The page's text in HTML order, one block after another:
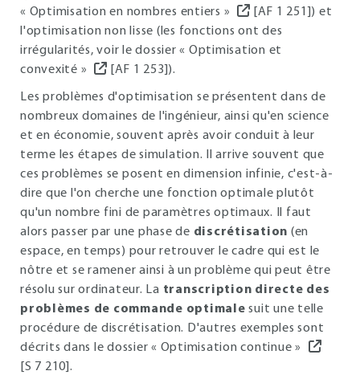
« Optimisation en nombres entiers »
[AF 1 251]) et
l'optimisation non lisse (les fonctions ont des
irrégularités, voir le dossier « Optimisation et
convexité »
[AF 1 253]).
Les problèmes d'optimisation se présentent dans de
nombreux domaines de l'ingénieur, ainsi qu'en science
et en économie, souvent après avoir conduit à leur
terme les étapes de simulation. Il arrive souvent que
ces problèmes se posent en dimension infinie, c'est-à-
dire que l'on cherche une fonction optimale plutôt
qu'un nombre fini de paramètres optimaux. Il faut
alors passer par une phase de discrétisation (en
espace, en temps) pour retrouver le cadre qui est le
nôtre et se ramener ainsi à un problème qui peut être
résolu sur ordinateur. La transcription directe des
problèmes de commande optimale suit une telle
procédure de discrétisation. D'autres exemples sont
décrits dans le dossier « Optimisation continue »
[S 7 210].